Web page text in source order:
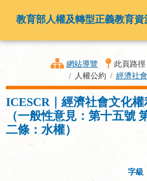
教育部人權及轉型正義教育資
網站導覽 此頁路徑
人權公約
經濟社
ICESCR｜經濟社會文化
（一般性意見：第十五號
二條：水權）
字級